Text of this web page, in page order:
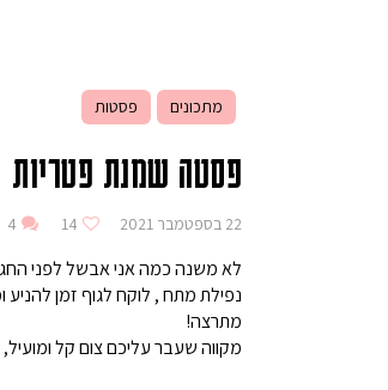
מתכונים פסטות
פסטה שמנת פטריות
22 בספטמבר 2021 14
4
לא משנה כמה אני אבשל לפני החג
נפילת מתח , לוקח לגוף זמן להניע
מתרצה!
מקווה שעבר עליכם צום קל